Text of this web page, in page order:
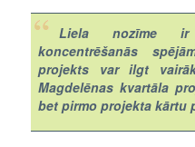
Liela nozīme ir
koncentrēšanās
projekts var ilgt
Magdelēnas kvartāla
bet pirmo projekta kārtu